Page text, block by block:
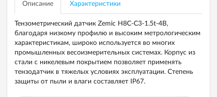
Описание Характеристики
Тензометрический датчик Zemic H8C-C3-1.5t-4B,
благодаря низкому профилю и высоким метрологическим
характеристикам, широко используется во многих
промышленных весоизмерительных системах. Корпус из
стали с никелевым покрытием позволяет применять
тензодатчик в тяжелых условиях эксплуатации. Степень
защиты от пыли и влаги составляет IP67.